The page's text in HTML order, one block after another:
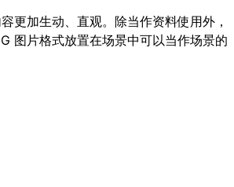
更加生动、直观。除当作资料使用外，
图片格式放置在场景中可以当作场景的